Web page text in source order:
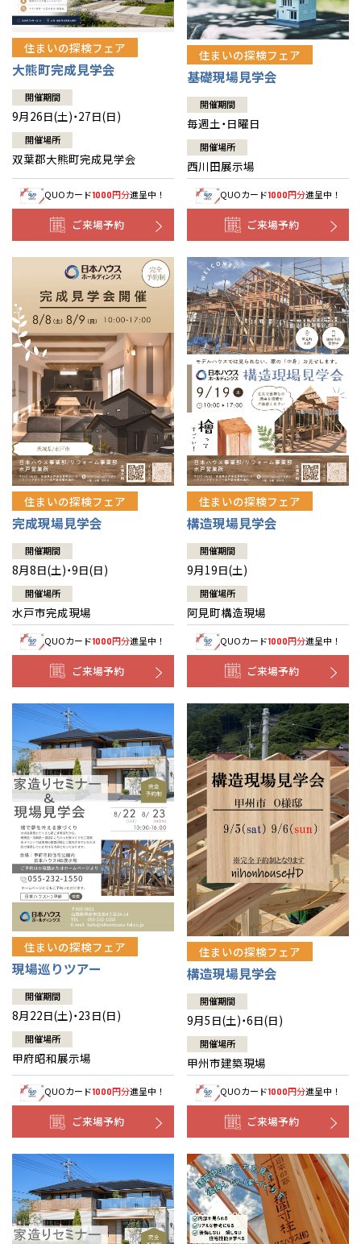
住まいの探検フェア
大熊町完成見学会
開催期間
9月26日(土)・27日(日)
開催場所
双葉郡大熊町完成見学会
QUOカード1000円分進呈中！
ご来場予約
住まいの探検フェア
基礎現場見学会
開催期間
毎週土・日曜日
開催場所
西川田展示場
QUOカード1000円分進呈中！
ご来場予約
住まいの探検フェア
完成現場見学会
開催期間
8月8日(土)・9日(日)
開催場所
水戸市完成現場
QUOカード1000円分進呈中！
ご来場予約
住まいの探検フェア
構造現場見学会
開催期間
9月19日(土)
開催場所
阿見町構造現場
QUOカード1000円分進呈中！
ご来場予約
住まいの探検フェア
現場巡りツアー
開催期間
8月22日(土)・23日(日)
開催場所
甲府昭和展示場
QUOカード1000円分進呈中！
ご来場予約
住まいの探検フェア
構造現場見学会
開催期間
9月5日(土)・6日(日)
開催場所
甲州市建築現場
QUOカード1000円分進呈中！
ご来場予約